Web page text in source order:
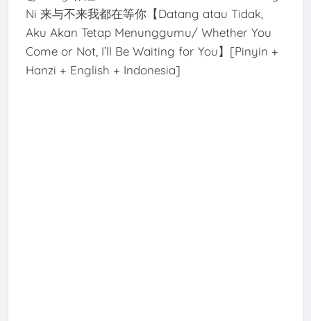
Ni 来与不来我都在等你【Datang atau Tidak,
Aku Akan Tetap Menunggumu/ Whether You
Come or Not, I’ll Be Waiting for You】[Pinyin +
Hanzi + English + Indonesia]